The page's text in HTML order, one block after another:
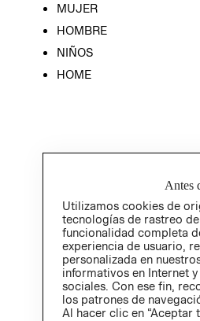
MUJER
HOMBRE
NIÑOS
HOME
Antes
Utilizamos cookies de
tecnologías de rastreo
funcionalidad completa
experiencia de usuario,
personalizada en
informativos en Internet
sociales. Con ese fin,
los patrones de
Al hacer clic en “Aceptar